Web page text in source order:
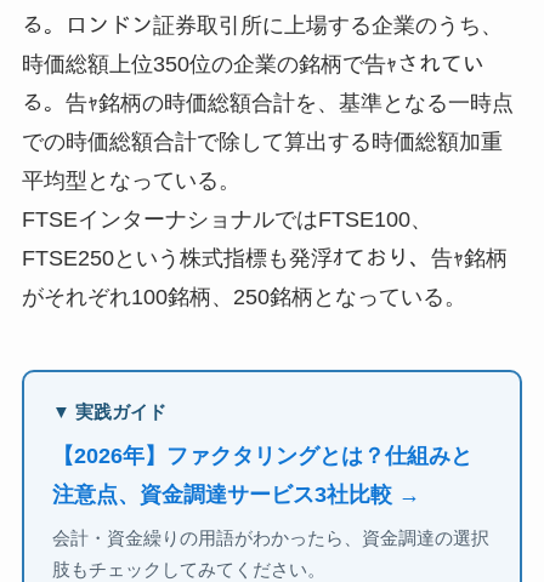
る。ロンドン証券取引所に上場する企業のうち、
時価総額上位350位の企業の銘柄で告ｬされてい
る。告ｬ銘柄の時価総額合計を、基準となる一時点
での時価総額合計で除して算出する時価総額加重
平均型となっている。
FTSEインターナショナルではFTSE100、
FTSE250という株式指標も発浮ｵており、告ｬ銘柄
がそれぞれ100銘柄、250銘柄となっている。
▼ 実践ガイド
【2026年】ファクタリングとは？仕組みと
注意点、資金調達サービス3社比較 →
会計・資金繰りの用語がわかったら、資金調達の選択
肢もチェックしてみてください。